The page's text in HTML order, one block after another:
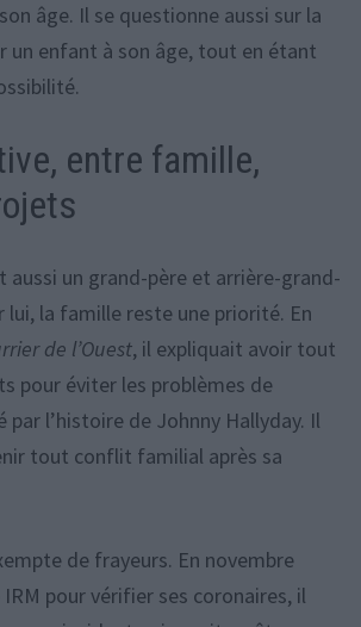
âge. Il se questionne aussi sur la
un enfant à son âge, tout en étant
entre famille,
aussi un grand-père et arrière-grand-
lui, la famille reste une priorité. En
de l’Ouest, il expliquait avoir tout
pour éviter les problèmes de
par l’histoire de Johnny Hallyday. Il
tout conflit familial après sa
de frayeurs. En novembre
pour vérifier ses coronaires, il